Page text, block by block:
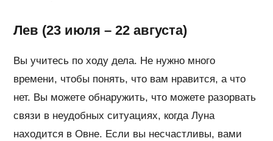
Лев (23 июля – 22 августа)
Вы учитесь по ходу дела. Не нужно много
времени, чтобы понять, что вам нравится, а что
нет. Вы можете обнаружить, что можете разорвать
связи в неудобных ситуациях, когда Луна
находится в Овне. Если вы несчастливы, вами